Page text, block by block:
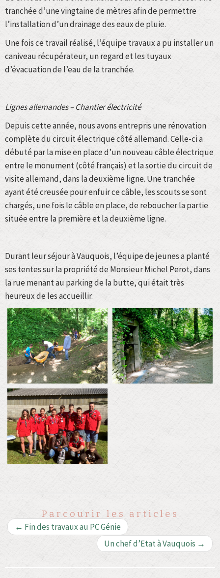
tranchée d’une vingtaine de mètres afin de permettre
l’installation d’un drainage des eaux de pluie.
Une fois ce travail réalisé, l’équipe travaux a pu installer un
caniveau récupérateur, un regard et les tuyaux
d’évacuation de l’eau de la tranchée.
Lignes allemandes – Chantierélectricité
Depuis cette année, nous avons entrepris une rénovation
complète du circuit électrique côté allemand. Celle-ci a
débuté par la mise en place d’un nouveau câble électrique
entre le monument (côté français) et la sortie du circuit de
visite allemand, dans la deuxième ligne. Une tranchée
ayant été creusée pour enfuir ce câble, les scouts se sont
chargés, une fois le câble en place, de reboucher la partie
située entre la première et la deuxième ligne.
Durant leur séjour à Vauquois, l’équipe de jeunes a planté
ses tentes sur la propriété de Monsieur Michel Perot, dans
la rue menant au parking de la butte, qui était très
heureux de les accueillir.
Parcourir les articles
← Fin des travaux au PC Génie
Un chef d’Etat à Vauquois →